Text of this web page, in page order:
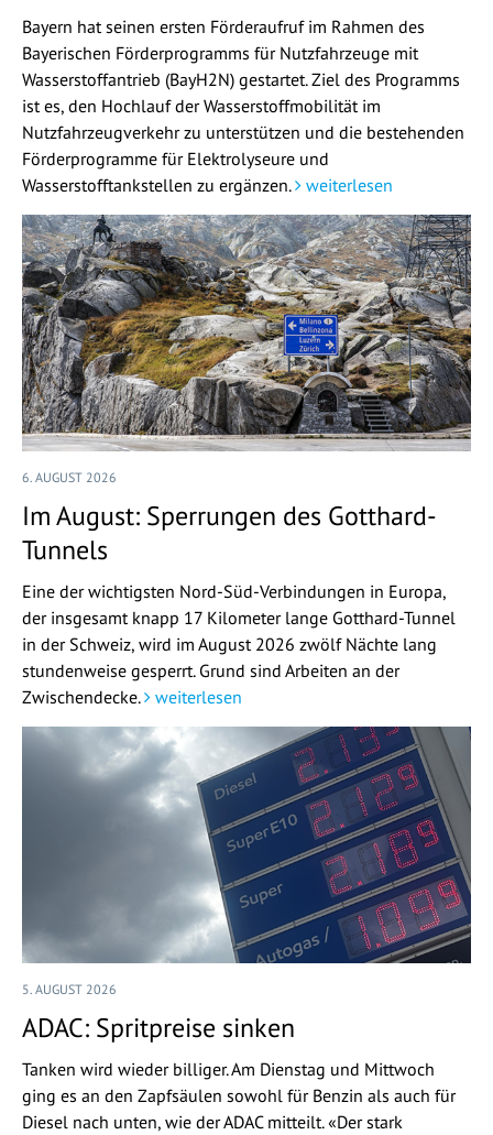
Bayern hat seinen ersten Förderaufruf im Rahmen des
Bayerischen Förderprogramms für Nutzfahrzeuge mit
Wasserstoffantrieb (BayH2N) gestartet. Ziel des Programms
ist es, den Hochlauf der Wasserstoffmobilität im
Nutzfahrzeugverkehr zu unterstützen und die bestehenden
Förderprogramme für Elektrolyseure und
Wasserstofftankstellen zu ergänzen.
weiterlesen
6. AUGUST 2026
Im August: Sperrungen des Gotthard-
Tunnels
Eine der wichtigsten Nord-Süd-Verbindungen in Europa,
der insgesamt knapp 17 Kilometer lange Gotthard-Tunnel
in der Schweiz, wird im August 2026 zwölf Nächte lang
stundenweise gesperrt. Grund sind Arbeiten an der
Zwischendecke.
weiterlesen
5. AUGUST 2026
ADAC: Spritpreise sinken
Tanken wird wieder billiger. Am Dienstag und Mittwoch
ging es an den Zapfsäulen sowohl für Benzin als auch für
Diesel nach unten, wie der ADAC mitteilt. «Der stark